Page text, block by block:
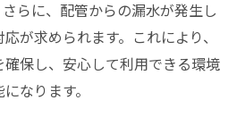
らに、配管からの漏水が発生し
が求められます。これにより、
保し、安心して利用できる環境
なります。